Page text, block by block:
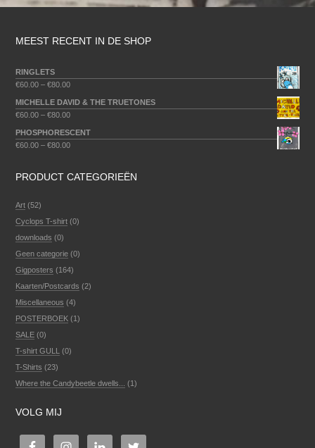
MEEST RECENT IN DE SHOP
RINGLETS
€60.00 –€80.00
MICHELLE DAVID & THE TRUETONES
€60.00 –€80.00
PHOSPHORESCENT
€60.00 –€80.00
PRODUCT CATEGORIEËN
Art (52)
Cyclops T-shirt (0)
downloads (0)
Geen categorie (0)
Gigposters (164)
Kaarten/Postcards (2)
Miscellaneous (4)
POSTERBOEK (1)
SALE (0)
T-shirt GULL
(0)
T-Shirts (23)
Where the Candybeetle dwells...
(1)
VOLG MIJ